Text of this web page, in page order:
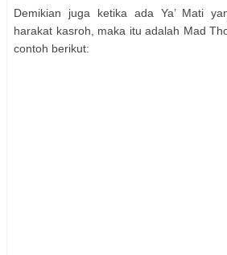
Demikian juga ketika ada Ya’ Mati
harakat kasroh, maka itu adalah Mad
contoh berikut: